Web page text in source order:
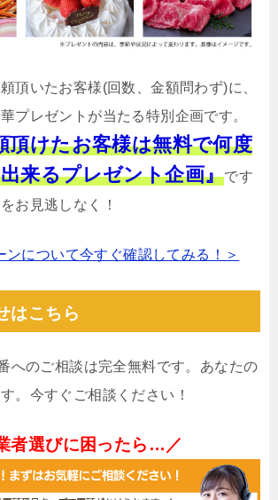
頂いたお客様(回数、金額問わず)に、
プレゼントが当たる特別企画です。
頂けたお客様は無料で何度
来るプレゼント企画』です
お見逃しなく！
ンについて今すぐ確認してみる！＞
はこちら
へのご相談は完全無料です。あなたの
。今すぐご相談ください！
者選びに困ったら…／